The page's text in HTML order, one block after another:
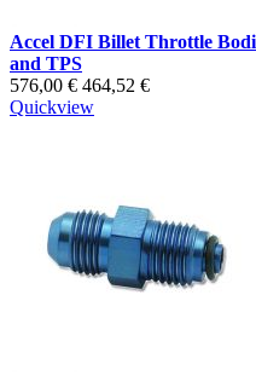
Accel DFI Billet Throttle
and TPS
576,00 € 464,52 €
Quickview